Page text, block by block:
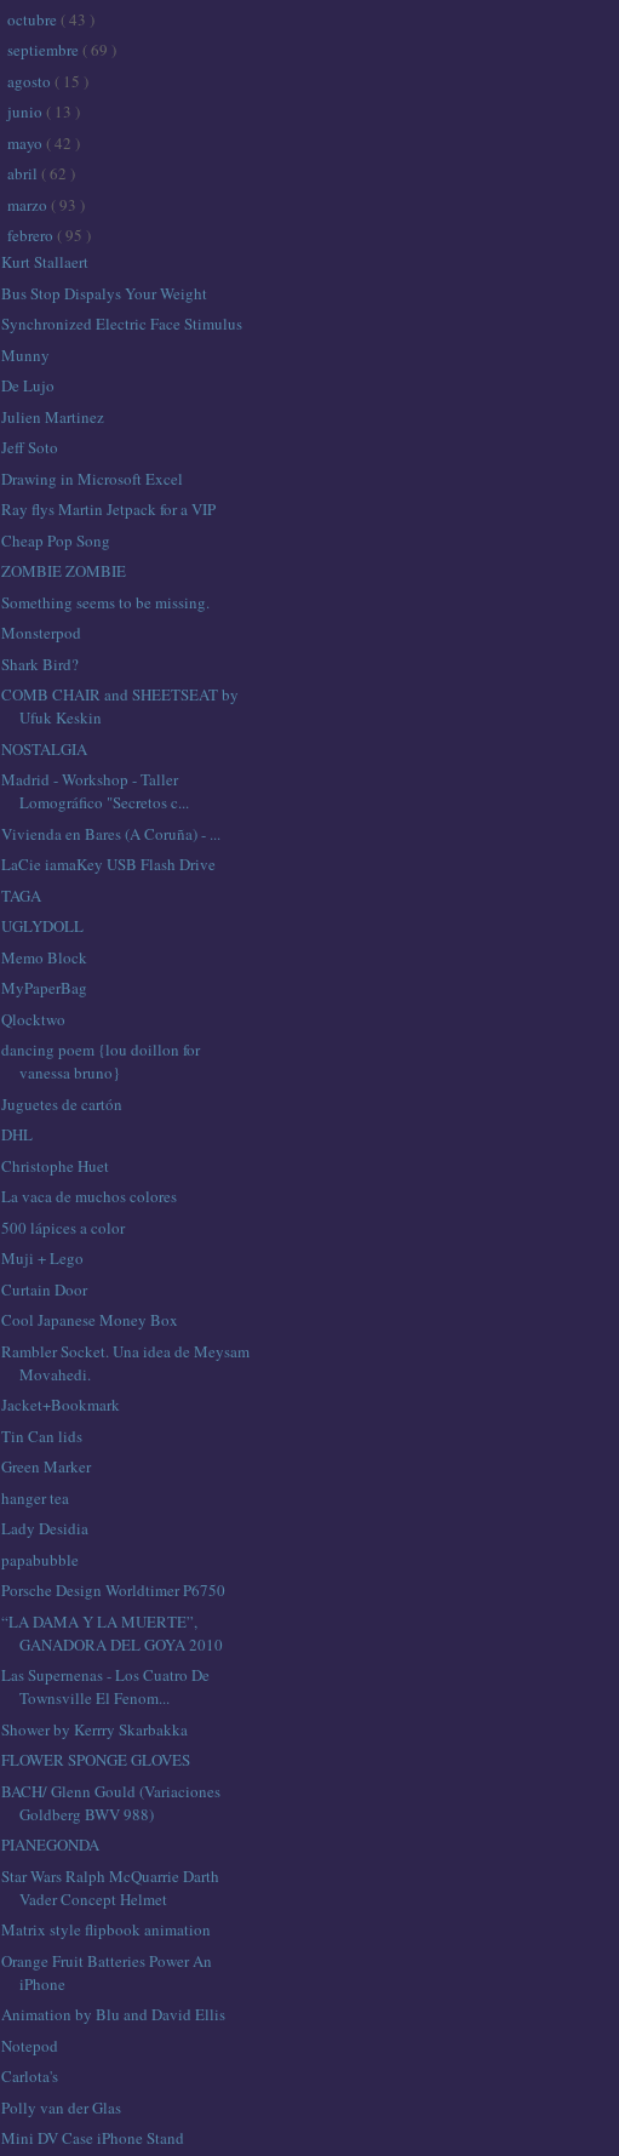
octubre ( 43 )
septiembre ( 69 )
agosto ( 15 )
junio ( 13 )
mayo ( 42 )
abril ( 62 )
marzo ( 93 )
febrero ( 95 )
Kurt Stallaert
Bus Stop Dispalys Your Weight
Synchronized Electric Face Stimulus
Munny
De Lujo
Julien Martinez
Jeff Soto
Drawing in Microsoft Excel
Ray flys Martin Jetpack for a VIP
Cheap Pop Song
ZOMBIE ZOMBIE
Something seems to be missing.
Monsterpod
Shark Bird?
COMB CHAIR and SHEETSEAT by
Ufuk Keskin
NOSTALGIA
Madrid - Workshop - Taller
Lomográfico "Secretos c...
Vivienda en Bares (A Coruña) - ...
LaCie iamaKey USB Flash Drive
TAGA
UGLYDOLL
Memo Block
MyPaperBag
Qlocktwo
dancing poem {lou doillon for
vanessa bruno}
Juguetes de cartón
DHL
Christophe Huet
La vaca de muchos colores
500 lápices a color
Muji + Lego
Curtain Door
Cool Japanese Money Box
Rambler Socket. Una idea de Meysam
Movahedi.
Jacket+Bookmark
Tin Can lids
Green Marker
hanger tea
Lady Desidia
papabubble
Porsche Design Worldtimer P6750
“LA DAMA Y LA MUERTE”,
GANADORA DEL GOYA 2010
Las Supernenas - Los Cuatro De
Townsville El Fenom...
Shower by Kerrry Skarbakka
FLOWER SPONGE GLOVES
BACH/ Glenn Gould (Variaciones
Goldberg BWV 988)
PIANEGONDA
Star Wars Ralph McQuarrie Darth
Vader Concept Helmet
Matrix style flipbook animation
Orange Fruit Batteries Power An
iPhone
Animation by Blu and David Ellis
Notepod
Carlota's
Polly van der Glas
Mini DV Case iPhone Stand